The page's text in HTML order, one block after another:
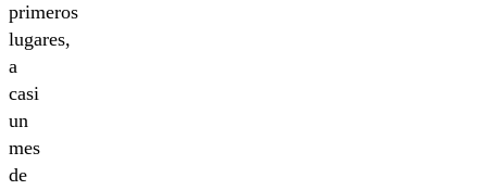
primeros
lugares,
a
casi
un
mes
de